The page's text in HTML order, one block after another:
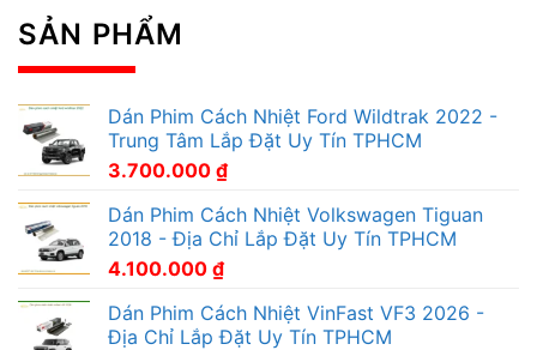
SẢN PHẨM
Dán Phim Cách Nhiệt Ford Wildtrak 2022 -
Trung Tâm Lắp Đặt Uy Tín TPHCM
3.700.000 ₫
Dán Phim Cách Nhiệt Volkswagen Tiguan
2018 - Địa Chỉ Lắp Đặt Uy Tín TPHCM
4.100.000 ₫
Dán Phim Cách Nhiệt VinFast VF3 2026 -
Địa Chỉ Lắp Đặt Uy Tín TPHCM